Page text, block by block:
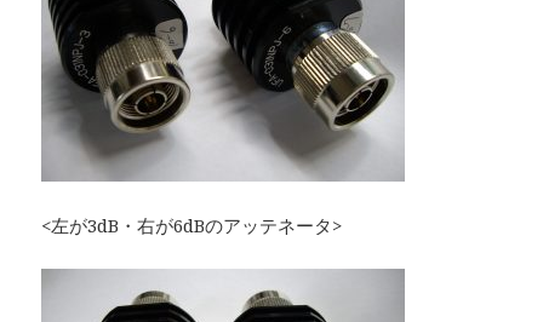
<左が3dB・右が6dBのアッテネータ>